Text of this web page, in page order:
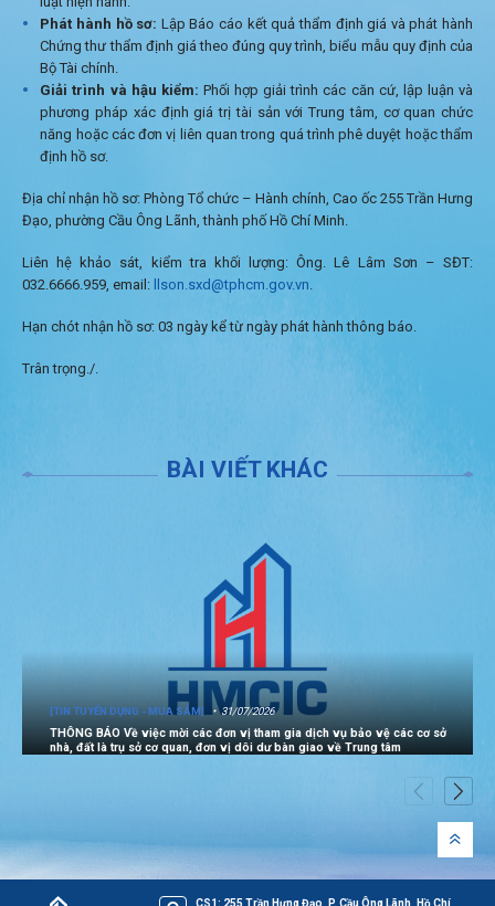
Phát hành hồ sơ: Lập Báo cáo kết quả thẩm định giá và phát hành
Chứng thư thẩm định giá theo đúng quy trình, biểu mẫu quy định của
Bộ Tài chính.
Giải trình và hậu kiểm: Phối hợp giải trình các căn cứ, lập luận và
phương pháp xác định giá trị tài sản với Trung tâm, cơ quan chức
năng hoặc các đơn vị liên quan trong quá trình phê duyệt hoặc thẩm
định hồ sơ.
Địa chỉ nhận hồ sơ: Phòng Tổ chức – Hành chính, Cao ốc 255 Trần Hưng
Đạo, phường Cầu Ông Lãnh, thành phố Hồ Chí Minh.
Liên hệ khảo sát, kiểm tra khối lượng: Ông. Lê Lâm Sơn – SĐT:
032.6666.959, email:
llson.sxd@tphcm.gov.vn
Hạn chót nhận hồ sơ: 03 ngày kể từ ngày phát hành thông báo.
Trân trọng./.
BÀI VIẾT KHÁC
[TIN TUYỂN DỤNG - MUA SẮM] 31/07/2026
THÔNG BÁO Về việc mời các đơn vị tham gia dịch vụ bảo vệ các cơ sở
nhà, đất là trụ sở cơ quan, đơn vị dôi dư bàn giao về Trung tâm